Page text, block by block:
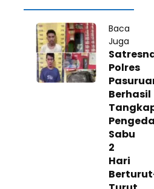
Baca
Juga
Polres
Berhasil
Sabu
2
Hari